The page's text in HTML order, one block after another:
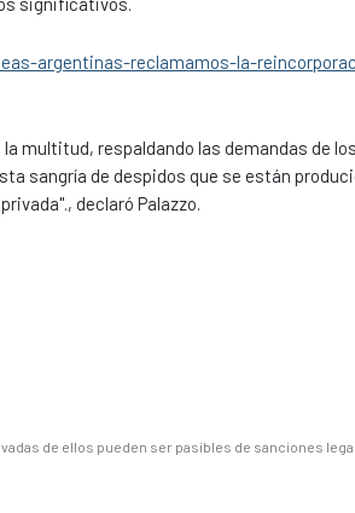
argentinas-reclamamos-la-
multitud, respaldando las demandas de los
sangría de despidos que se están
declaró Palazzo.
de ellos pueden ser pasibles de sanciones